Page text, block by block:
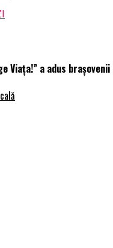
Viața!” a adus